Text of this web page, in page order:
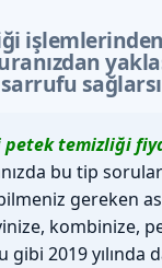
temizliği
bu tip
gereken
kombinize,
gibi 2019 yılında